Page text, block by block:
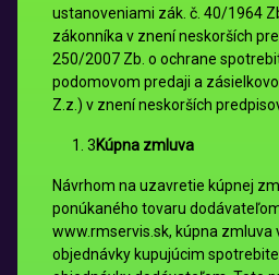
ustanoveniami zák. č. 40/1964
zákonníka v znení neskorších
250/2007 Zb. o ochrane
podomovom predaji a
Z.z.) v znení neskorších
3Kúpna zmluva
Návrhom na uzavretie kúpnej
ponúkaného tovaru
www.rmservis.sk, kúpna zmluva
objednávky kupujúcim